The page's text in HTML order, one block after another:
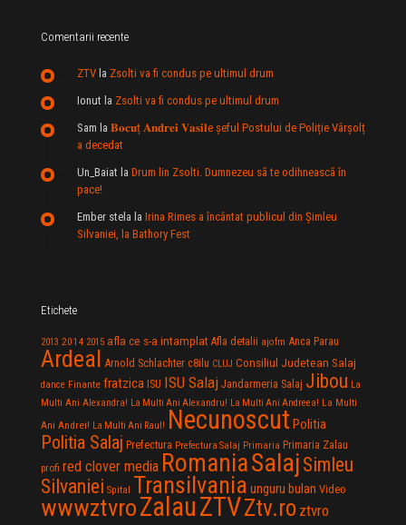
Comentarii recente
ZTV la Zsolti va fi condus pe ultimul drum
Ionut la Zsolti va fi condus pe ultimul drum
Sam la 𝐁𝐨𝐜𝐮ț 𝐀𝐧𝐝𝐫𝐞𝐢 𝐕𝐚𝐬𝐢𝐥e şeful Postului de Poliție Vârșolț
a decedat
Un_Baiat la Drum lin Zsolti. Dumnezeu sã te odihneascã în
pace!
Ember stela la Irina Rimes a încântat publicul din Şimleu
Silvaniei, la Bathory Fest
Etichete
2013 2014 2015 afla ce s-a intamplat Afla detalii ajofm Anca Parau
Ardeal Arnold Schlachter c8ilu CLUJ Consiliul Judetean Salaj
dance Finante fratzica ISU ISU Salaj Jandarmeria Salaj Jibou La
Multi Ani Alexandra! La Multi Ani Alexandru! La Multi Ani Andreea! La Multi
Ani Andrei! La Multi Ani Raul! Necunoscut Politia
Politia Salaj Prefectura Prefectura Salaj Primaria Primaria Zalau
profi red clover media RomaniaSalaj Simleu
Silvaniei Spital Transilvania unguru bulan Video
wwwztvroZalauZTVZtv.ro ztvro